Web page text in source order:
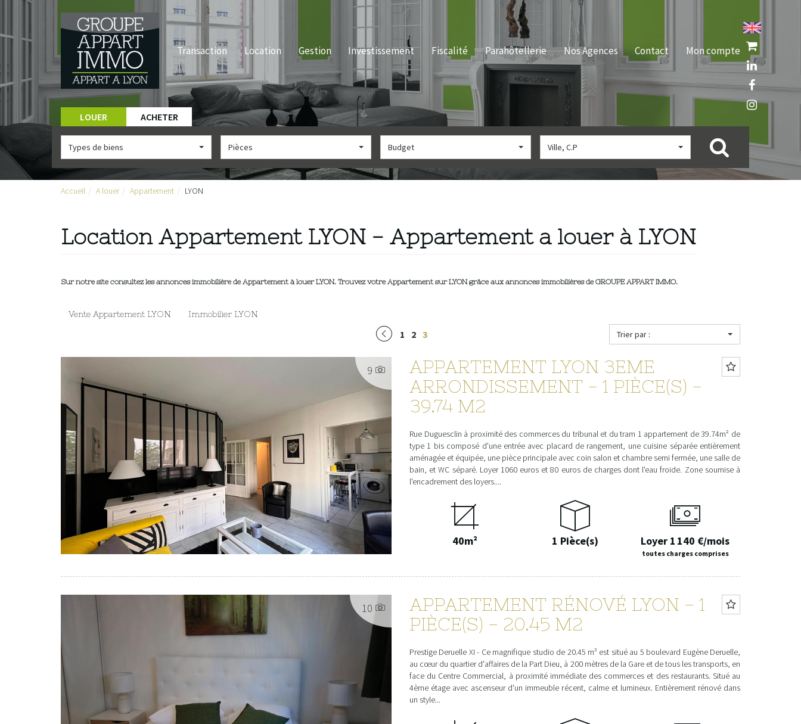
Transaction Location Gestion Investissement Fiscalité Parahôtellerie Nos Agences Contact Mon compte
LOUER ACHETER
Types de biens Pièces Budget Ville, C.P
Accueil A louer Appartement LYON
Location Appartement LYON - Appartement a louer à LYON
Sur notre site consultez les annonces immobilière de Appartement à louer LYON. Trouvez votre Appartement sur LYON grâce aux annonces immobilières de GROUPE APPART IMMO.
Vente Appartement LYON Immobilier LYON
1 2 3 Trier par :
9
APPARTEMENT LYON 3EME
ARRONDISSEMENT - 1 PIÈCE(S) -
39.74 M2
Rue Duguesclin à proximité des commerces du tribunal et du tram 1 appartement de 39.74m² de
type 1 bis composé d'une entrée avec placard de rangement, une cuisine séparée entièrement
aménagée et équipée, une pièce principale avec coin salon et chambre semi fermée, une salle de
bain, et WC séparé. Loyer 1060 euros et 80 euros de charges dont l'eau froide. Zone soumise à
l'encadrement des loyers....
40m² 1 Pièce(s) Loyer 1 140 €/mois
toutes charges comprises
10
APPARTEMENT RÉNOVÉ LYON - 1
PIÈCE(S) - 20.45 M2
Prestige Deruelle XI - Ce magnifique studio de 20.45 m² est situé au 5 boulevard Eugène Deruelle,
au cœur du quartier d'affaires de la Part Dieu, à 200 mètres de la Gare et de tous les transports, en
face du Centre Commercial, à proximité immédiate des commerces et des restaurants. Situé au
4ème étage avec ascenseur d'un immeuble récent, calme et lumineux. Entièrement rénové dans
un style...